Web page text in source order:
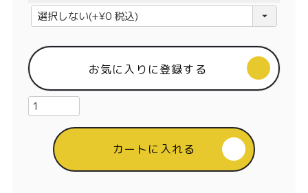
会社概要
メンバー特典
特定商取引法に基づく表記
(
必
)
お気に入りに登録する
カートに入れる